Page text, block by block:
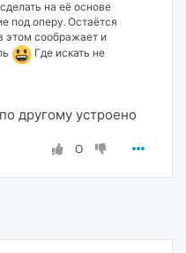
на её основе
под оперу. Остаётся
этом соображает и
Где искать не
другому устроено
0